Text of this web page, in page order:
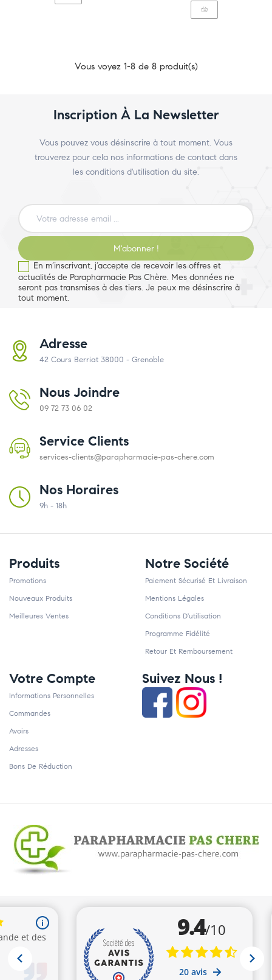
Vous voyez 1-8 de 8 produit(s)
Inscription À La Newsletter
Vous pouvez vous désinscrire à tout moment. Vous
trouverez pour cela nos informations de contact dans
les conditions d'utilisation du site.
M'abonner !
En m’inscrivant, j’accepte de recevoir les offres et
actualités de Parapharmacie Pas Chère. Mes données ne
seront pas transmises à des tiers. Je peux me désinscrire à
tout moment.
Adresse
42 Cours Berriat 38000 - Grenoble
Nous Joindre
09 72 73 06 02
Service Clients
services-clients@parapharmacie-pas-chere.com
Nos Horaires
9h - 18h
Produits
Promotions
Nouveaux Produits
Meilleures Ventes
Notre Société
Paiement Sécurisé Et Livraison
Mentions Légales
Conditions D'utilisation
Programme Fidélité
Retour Et Remboursement
Votre Compte
Informations Personnelles
Commandes
Avoirs
Adresses
Bons De Réduction
Suivez Nous !